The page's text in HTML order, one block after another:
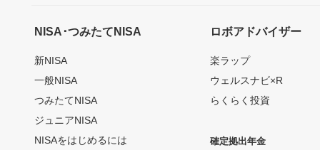
NISA･つみたてNISA
新NISA
一般NISA
つみたてNISA
ジュニアNISA
NISAをはじめるには
ロボアドバイザー
楽ラップ
ウェルスナビ×R
らくらく投資
確定拠出年金